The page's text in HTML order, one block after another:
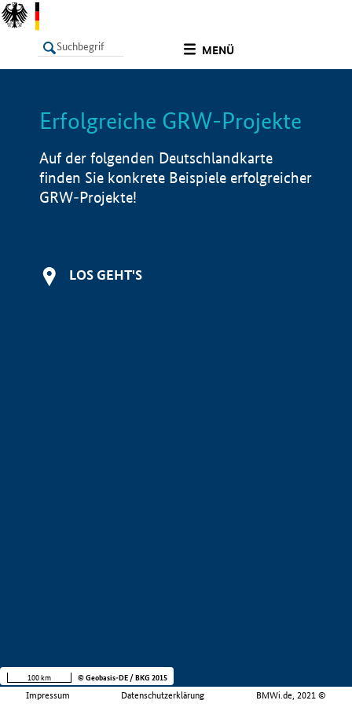
MENÜ
LISTE Info
Erfolgreiche GRW-Projekte
Auf der folgenden Deutschlandkarte
finden Sie konkrete Beispiele erfolgreicher
GRW-Projekte!
LOS GEHT'S
Impressum Datenschutzerklärung BMWi.de, 2021 ©
100 km © Geobasis-DE / BKG 2015